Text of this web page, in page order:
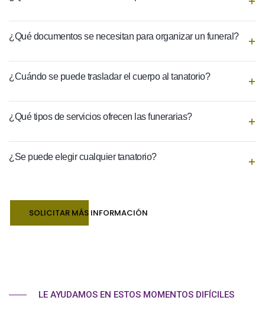
¿Qué documentos se necesitan para organizar un funeral?
¿Cuándo se puede trasladar el cuerpo al tanatorio?
¿Qué tipos de servicios ofrecen las funerarias?
¿Se puede elegir cualquier tanatorio?
SOLICITAR MÁS INFORMACIÓN
LE AYUDAMOS EN ESTOS MOMENTOS DIFÍCILES